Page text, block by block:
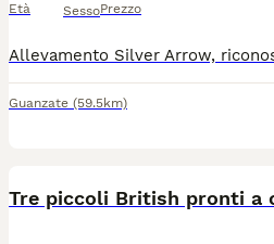
Età SessoPrezzo
Guanzate (59.5km)